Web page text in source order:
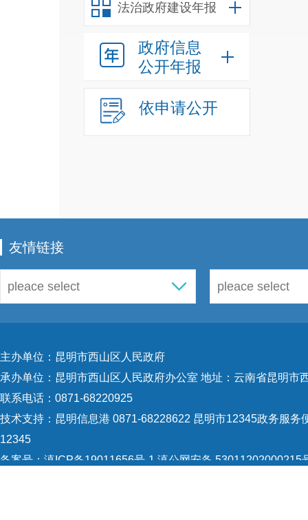
法治政府建设年报
政府信息
公开年报
依申请公开
友情链接
主办单位：昆明市西山区人民政府
承办单位：昆明市西山区人民政府办公室 地址：云南省昆明市
联系电话：0871-68220925
技术支持： 昆明信息港 0871-68228622 昆明市12345政务服务
12345
备案号： 滇ICP备19011656号-1 滇公网安备 53011202000215